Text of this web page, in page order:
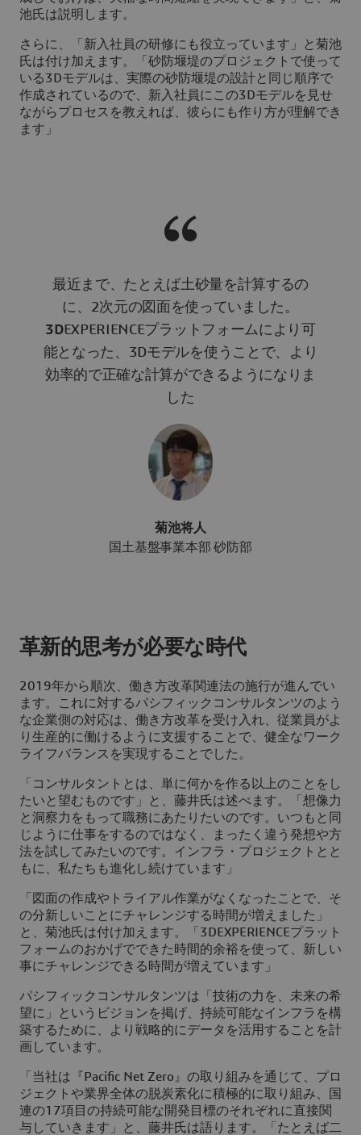
池氏は説明します。
さらに、「新入社員の研修にも役立っています」と菊池
氏は付け加えます。「砂防堰堤のプロジェクトで使って
いる3Dモデルは、実際の砂防堰堤の設計と同じ順序で
作成されているので、新入社員にこの3Dモデルを見せ
ながらプロセスを教えれば、彼らにも作り方が理解でき
ます」
最近まで、たとえば土砂量を計算するの
に、2次元の図面を使っていました。
3DEXPERIENCEプラットフォームにより可
能となった、3Dモデルを使うことで、より
効率的で正確な計算ができるようになりま
した
菊池将人
国土基盤事業本部 砂防部
革新的思考が必要な時代
2019年から順次、働き方改革関連法の施行が進んでい
ます。これに対するパシフィックコンサルタンツのよう
な企業側の対応は、働き方改革を受け入れ、従業員がよ
り生産的に働けるように支援することで、健全なワーク
ライフバランスを実現することでした。
「コンサルタントとは、単に何かを作る以上のことをし
たいと望むものです」と、藤井氏は述べます。「想像力
と洞察力をもって職務にあたりたいのです。いつもと同
じように仕事をするのではなく、まったく違う発想や方
法を試してみたいのです。インフラ・プロジェクトとと
もに、私たちも進化し続けています」
「図面の作成やトライアル作業がなくなったことで、そ
の分新しいことにチャレンジする時間が増えました」
と、菊池氏は付け加えます。「 3DEXPERIENCEプラット
フォームのおかげでできた時間的余裕を使って、新しい
事にチャレンジできる時間が増えています」
パシフィックコンサルタンツは「技術の力を、未来の希
望に」というビジョンを掲げ、持続可能なインフラを構
築するために、より戦略的にデータを活用することを計
画しています。
「当社は『Pacific Net Zero』の取り組みを通じて、プロ
ジェクトや業界全体の脱炭素化に積極的に取り組み、国
連の17項目の持続可能な開発目標のそれぞれに直接関
与していきます」と、藤井氏は語ります。「たとえば二